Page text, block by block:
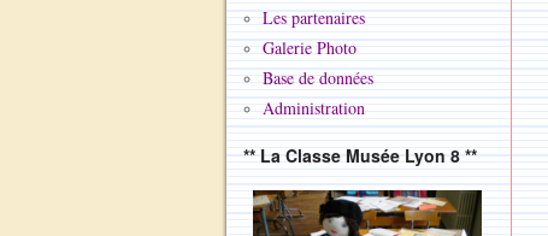
Les partenaires
Galerie Photo
Base de données
Administration
** La Classe Musée Lyon 8 **